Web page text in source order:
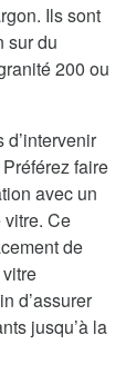
Ils sont
sur du
200 ou
d’intervenir
faire
avec un
Ce
de
d’assurer
jusqu’à la